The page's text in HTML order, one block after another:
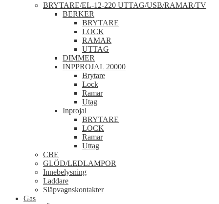
BRYTARE/EL-12-220 UTTAG/USB/RAMAR/TV
BERKER
BRYTARE
LOCK
RAMAR
UTTAG
DIMMER
INPPROJAL 20000
Brytare
Lock
Ramar
Utag
Inprojal
BRYTARE
LOCK
Ramar
Uttag
CBE
GLÖD/LEDLAMPOR
Innebelysning
Laddare
Släpvagnskontakter
Gas